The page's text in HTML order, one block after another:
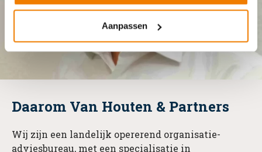
Aanpassen
Daarom Van Houten & Partners
Wij zijn een landelijk opererend organisatie-
adviesbureau, met een specialisatie in